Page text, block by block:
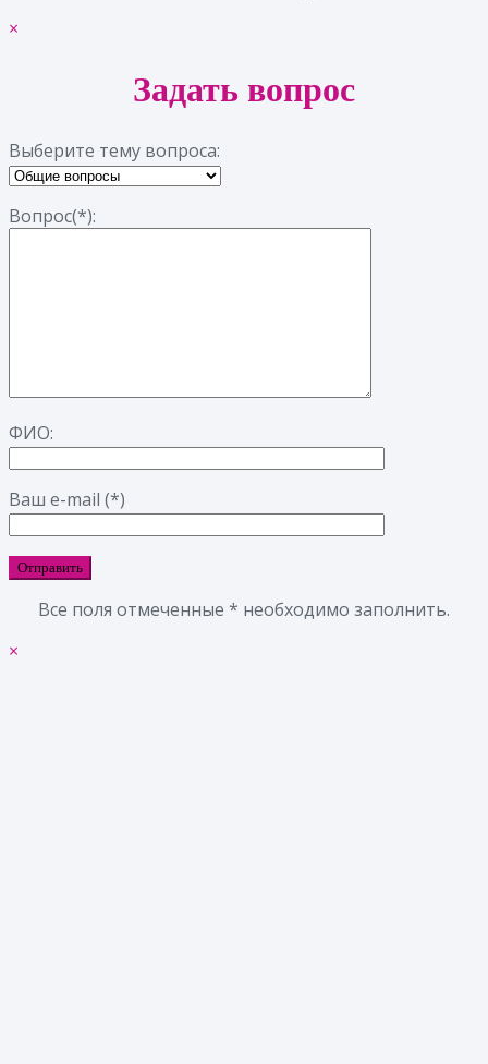
×
Задать вопрос
Выберите тему вопроса:
Вопрос(*):
ФИО:
Ваш e-mail (*)
Все поля отмеченные * необходимо заполнить.
×